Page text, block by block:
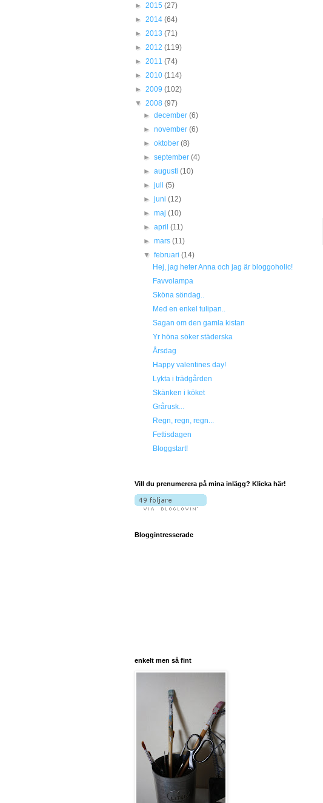
► 2015 (27)
► 2014 (64)
► 2013 (71)
► 2012 (119)
► 2011 (74)
► 2010 (114)
► 2009 (102)
▼ 2008 (97)
►december(6)
►november(6)
►oktober(8)
►september(4)
►augusti(10)
►juli(5)
►juni(12)
►maj(10)
►april(11)
►mars(11)
▼februari(14)
Hej, jag heter Anna och jag är bloggoholic!
Favvolampa
Sköna söndag..
Med en enkel tulipan..
Sagan om den gamla kistan
Yr höna söker städerska
Årsdag
Happy valentines day!
Lykta i trädgården
Skänken i köket
Grårusk...
Regn, regn, regn...
Fettisdagen
Bloggstart!
Vill du prenumerera på mina inlägg? Klicka här!
Bloggintresserade
enkelt men så fint